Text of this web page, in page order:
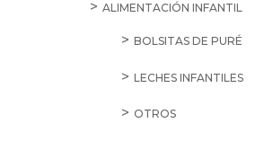
ALIMENTACIÓN INFANTIL
BOLSITAS DE PURÉ
LECHES INFANTILES
OTROS